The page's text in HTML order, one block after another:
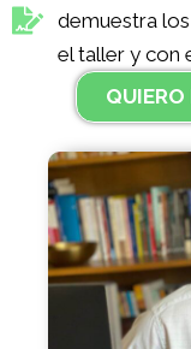
demuestra
el taller y con